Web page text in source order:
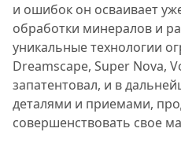
и ошибок он осваивает
обработки минералов и
уникальные технологии
Dreamscape, Super Nova,
запатентовал, и в
деталями и приемами,
совершенствовать свое